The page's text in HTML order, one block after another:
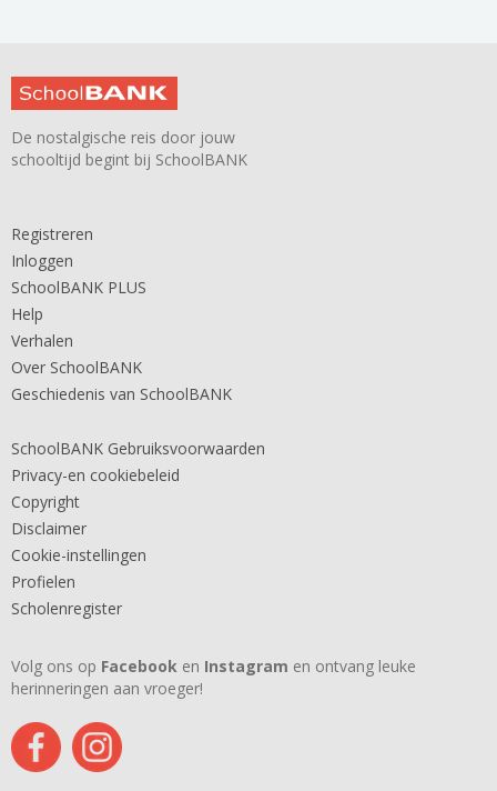
De nostalgische reis door jouw
schooltijd begint bij SchoolBANK
Registreren
Inloggen
SchoolBANK PLUS
Help
Verhalen
Over SchoolBANK
Geschiedenis van SchoolBANK
SchoolBANK Gebruiksvoorwaarden
Privacy-en cookiebeleid
Copyright
Disclaimer
Cookie-instellingen
Profielen
Scholenregister
Volg ons op Facebook en Instagram en ontvang leuke
herinneringen aan vroeger!